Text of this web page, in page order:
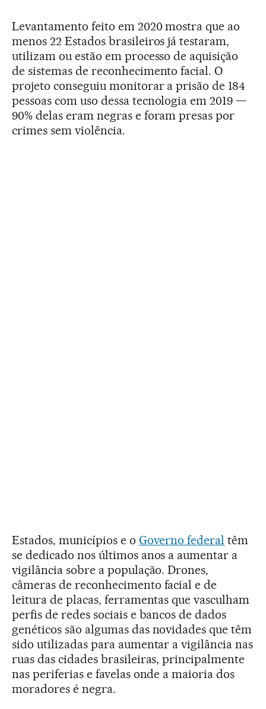
Levantamento feito em 2020 mostra que ao
menos 22 Estados brasileiros já testaram,
utilizam ou estão em processo de aquisição
de sistemas de reconhecimento facial. O
projeto conseguiu monitorar a prisão de 184
pessoas com uso dessa tecnologia em 2019 —
90% delas eram negras e foram presas por
crimes sem violência.
Estados, municípios e o Governo federal têm
se dedicado nos últimos anos a aumentar a
vigilância sobre a população. Drones,
câmeras de reconhecimento facial e de
leitura de placas, ferramentas que vasculham
perfis de redes sociais e bancos de dados
genéticos são algumas das novidades que têm
sido utilizadas para aumentar a vigilância nas
ruas das cidades brasileiras, principalmente
nas periferias e favelas onde a maioria dos
moradores é negra.